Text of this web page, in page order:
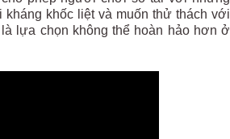
khốc liệt và muốn thử thách với
lựa chọn không thể hoàn hảo hơn ở